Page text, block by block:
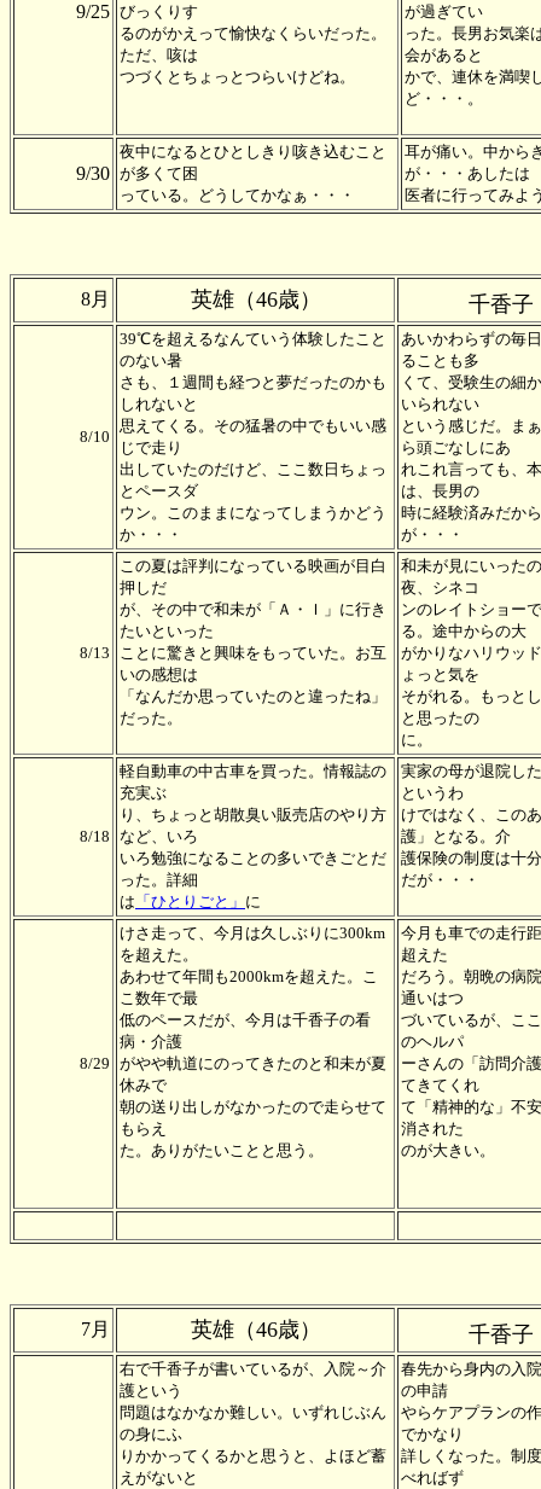
9/25 びっくりす
るのがかえって愉快なくらいだった。
ただ、咳は
つづくとちょっとつらいけどね。
が過ぎてい
った。長男お気楽
会があると
かで、連休を満喫
ど・・・。
9/30
夜中になるとひとしきり咳き込むこと
が多くて困
っている。どうしてかなぁ・・・
耳が痛い。中から
が・・・あしたは
医者に行ってみよ
8月 英雄（46歳） 千香子
8/10
39℃を超えるなんていう体験したこと
のない暑
さも、１週間も経つと夢だったのかも
しれないと
思えてくる。その猛暑の中でもいい感
じで走り
出していたのだけど、ここ数日ちょっ
とペースダ
ウン。このままになってしまうかどう
か・・・
あいかわらずの毎
ることも多
くて、受験生の細
いられない
という感じだ。ま
ら頭ごなしにあ
れこれ言っても、
は、長男の
時に経験済みだか
が・・・
8/13
この夏は評判になっている映画が目白
押しだ
が、その中で和未が「Ａ・Ｉ」に行き
たいといった
ことに驚きと興味をもっていた。お互
いの感想は
「なんだか思っていたのと違ったね」
だった。
和未が見にいった
夜、シネコ
ンのレイトショー
る。途中からの大
がかりなハリウッ
ょっと気を
そがれる。もっと
と思ったの
に。
8/18
軽自動車の中古車を買った。情報誌の
充実ぶ
り、ちょっと胡散臭い販売店のやり方
など、いろ
いろ勉強になることの多いできごとだ
った。詳細
は 「ひとりごと」 に
実家の母が退院し
というわ
けではなく、この
護」となる。介
護保険の制度は十
だが・・・
8/29
けさ走って、今月は久しぶりに300km
を超えた。
あわせて年間も2000kmを超えた。こ
こ数年で最
低のペースだが、今月は千香子の看
病・介護
がやや軌道にのってきたのと和未が夏
休みで
朝の送り出しがなかったので走らせて
もらえ
た。ありがたいことと思う。
今月も車での走行
超えた
だろう。朝晩の病
通いはつ
づいているが、こ
のヘルパ
ーさんの「訪問介
てきてくれ
て「精神的な」不
消された
のが大きい。
7月 英雄（46歳） 千香子
右で千香子が書いているが、入院～介
護という
問題はなかなか難しい。いずれじぶん
の身にふ
りかかってくるかと思うと、よほど蓄
えがないと
春先から身内の入
の申請
やらケアプランの
でかなり
詳しくなった。制
べればず